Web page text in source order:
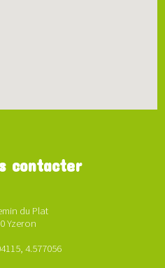
contacter
du Plat
Yzeron
4.577056